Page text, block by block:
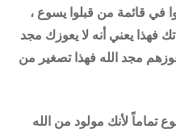
في قائمة من قبلوا يسوع ،
يعني أنه لا يعوزك مجد
مجد الله فهذا تصغير من
تماماً لأنك مولود من الله